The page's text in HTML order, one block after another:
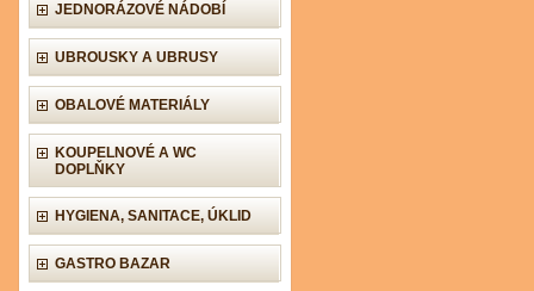
JEDNORÁZOVÉ NÁDOBÍ
UBROUSKY A UBRUSY
OBALOVÉ MATERIÁLY
KOUPELNOVÉ A WC
DOPLŇKY
HYGIENA, SANITACE, ÚKLID
GASTRO BAZAR